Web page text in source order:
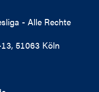
- Alle Rechte
51063 Köln